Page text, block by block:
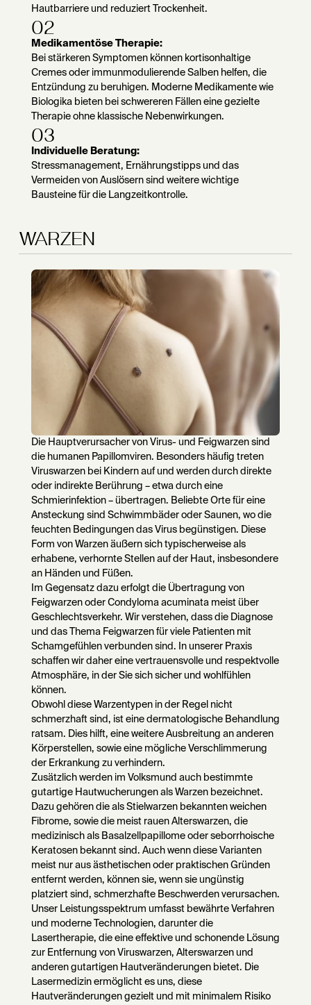
Hautbarriere und reduziert Trockenheit.
02
Medikamentöse Therapie:
Bei stärkeren Symptomen können kortisonhaltige
Cremes oder immunmodulierende Salben helfen, die
Entzündung zu beruhigen. Moderne Medikamente wie
Biologika bieten bei schwereren Fällen eine gezielte
Therapie ohne klassische Nebenwirkungen.
03
Individuelle Beratung:
Stressmanagement, Ernährungstipps und das
Vermeiden von Auslösern sind weitere wichtige
Bausteine für die Langzeitkontrolle.
WARZEN
Die Hauptverursacher von Virus- und Feigwarzen sind
die humanen Papillomviren. Besonders häufig treten
Viruswarzen bei Kindern auf und werden durch direkte
oder indirekte Berührung – etwa durch eine
Schmierinfektion – übertragen. Beliebte Orte für eine
Ansteckung sind Schwimmbäder oder Saunen, wo die
feuchten Bedingungen das Virus begünstigen. Diese
Form von Warzen äußern sich typischerweise als
erhabene, verhornte Stellen auf der Haut, insbesondere
an Händen und Füßen.
Im Gegensatz dazu erfolgt die Übertragung von
Feigwarzen oder Condyloma acuminata meist über
Geschlechtsverkehr. Wir verstehen, dass die Diagnose
und das Thema Feigwarzen für viele Patienten mit
Schamgefühlen verbunden sind. In unserer Praxis
schaffen wir daher eine vertrauensvolle und respektvolle
Atmosphäre, in der Sie sich sicher und wohlfühlen
können.
Obwohl diese Warzentypen in der Regel nicht
schmerzhaft sind, ist eine dermatologische Behandlung
ratsam. Dies hilft, eine weitere Ausbreitung an anderen
Körperstellen, sowie eine mögliche Verschlimmerung
der Erkrankung zu verhindern.
Zusätzlich werden im Volksmund auch bestimmte
gutartige Hautwucherungen als Warzen bezeichnet.
Dazu gehören die als Stielwarzen bekannten weichen
Fibrome, sowie die meist rauen Alterswarzen, die
medizinisch als Basalzellpapillome oder seborrhoische
Keratosen bekannt sind. Auch wenn diese Varianten
meist nur aus ästhetischen oder praktischen Gründen
entfernt werden, können sie, wenn sie ungünstig
platziert sind, schmerzhafte Beschwerden verursachen.
Unser Leistungsspektrum umfasst bewährte Verfahren
und moderne Technologien, darunter die
Lasertherapie, die eine effektive und schonende Lösung
zur Entfernung von Viruswarzen, Alterswarzen und
anderen gutartigen Hautveränderungen bietet. Die
Lasermedizin ermöglicht es uns, diese
Hautveränderungen gezielt und mit minimalem Risiko